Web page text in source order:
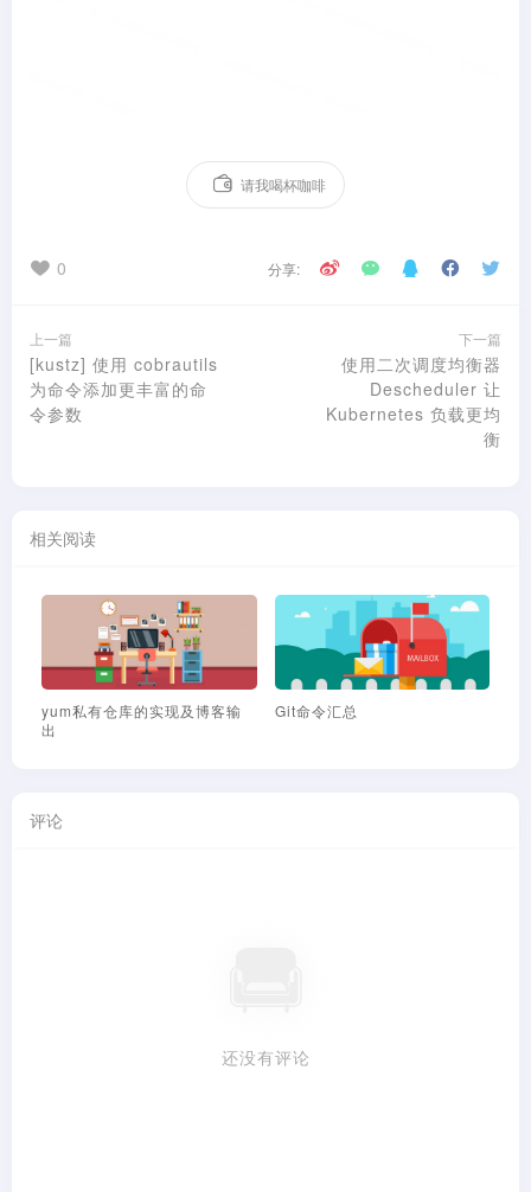
请我喝杯咖啡
0 分享:
上一篇
[kustz] 使用 cobrautils
为命令添加更丰富的命
令参数
下一篇
使用二次调度均衡器
Descheduler 让
Kubernetes 负载更均
衡
相关阅读
yum私有仓库的实现及博客输
出
Git命令汇总
评论
还没有评论